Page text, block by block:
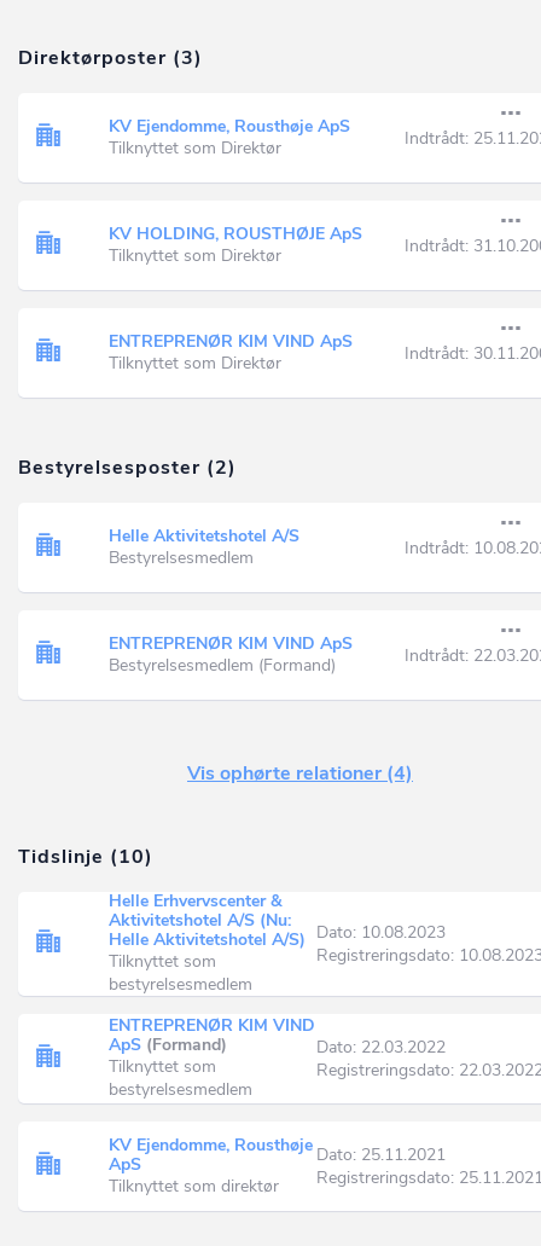
Direktørposter (3)
KV Ejendomme, Rousthøje ApS
Tilknyttet som Direktør
Indtrådt:
KV HOLDING, ROUSTHØJE ApS
Tilknyttet som Direktør
Indtrådt:
ENTREPRENØR KIM VIND ApS
Tilknyttet som Direktør
Indtrådt:
Bestyrelsesposter (2)
Helle Aktivitetshotel A/S
Bestyrelsesmedlem
Indtrådt:
ENTREPRENØR KIM VIND ApS
Bestyrelsesmedlem (Formand)
Indtrådt:
Vis ophørte relationer (4)
Tidslinje (10)
Helle Erhvervscenter &
Aktivitetshotel A/S (Nu:
Helle Aktivitetshotel A/S)
Tilknyttet som
bestyrelsesmedlem
Dato: 10.08.2023
Registreringsdato:
ENTREPRENØR KIM VIND
ApS (Formand)
Tilknyttet som
bestyrelsesmedlem
Dato: 22.03.2022
Registreringsdato:
KV Ejendomme, Rousthøje
ApS
Tilknyttet som direktør
Dato: 25.11.2021
Registreringsdato: